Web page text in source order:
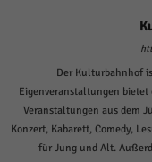
Der Kulturbahnhof
Eigenveranstaltungen
Veranstaltungen aus dem
Konzert, Kabarett, Comedy,
für Jung und Alt.